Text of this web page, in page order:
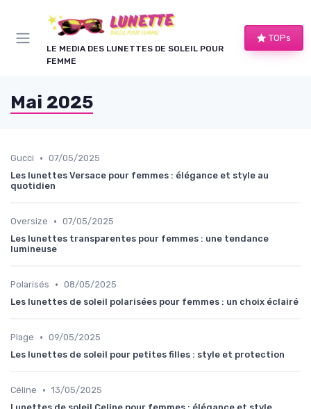
LE MEDIA DES LUNETTES DE SOLEIL POUR
FEMME
TOPs
Mai 2025
Gucci • 07/05/2025
Les lunettes Versace pour femmes : élégance et style au
quotidien
Oversize • 07/05/2025
Les lunettes transparentes pour femmes : une tendance
lumineuse
Polarisés • 08/05/2025
Les lunettes de soleil polarisées pour femmes : un choix éclairé
Plage • 09/05/2025
Les lunettes de soleil pour petites filles : style et protection
Céline • 13/05/2025